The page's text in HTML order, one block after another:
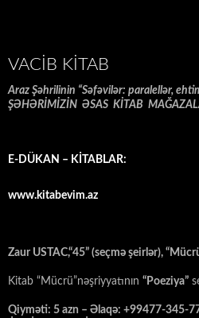
VACIB KITAB
Araz Şəhrilinin “Səfəvilər: paralellər,
ŞƏHƏRİMİZİN ƏSAS KİTAB
E-DÜKAN – KİTABLAR:
www.kitabevim.az
Zaur USTAC,“45” (seçmə şeirlər),
Kitab “Mücrü”nəşriyyatının “Poeziya”
Qiyməti: 5 azn – Əlaqə: +99477-345-